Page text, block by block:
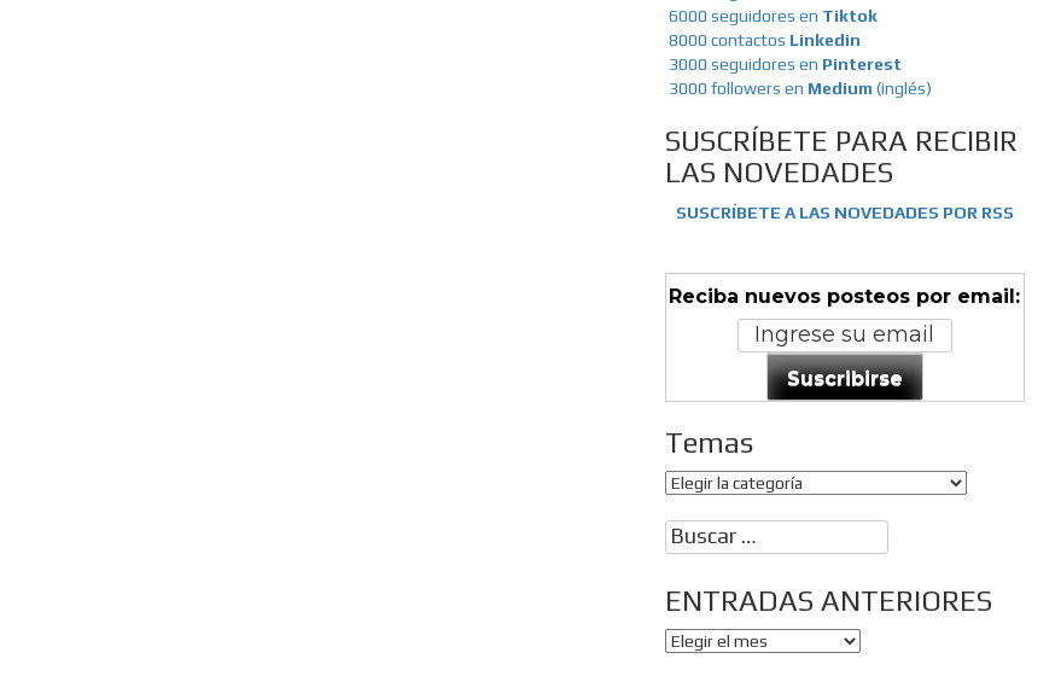
6000 seguidores en Tiktok
8000 contactos Linkedin
3000 seguidores en Pinterest
3000 followers en Medium (inglés)
SUSCRÍBETE PARA RECIBIR
LAS NOVEDADES
SUSCRÍBETE A LAS NOVEDADES POR RSS
Reciba nuevos posteos por email:
Suscribirse
Temas
Temas
Buscar:
ENTRADAS ANTERIORES
ENTRADAS